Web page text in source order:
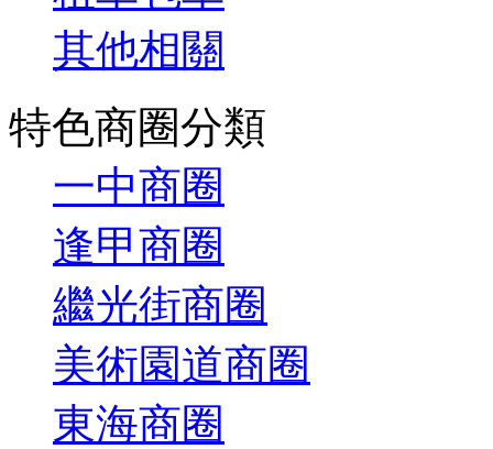
其他相關
特色商圈分類
一中商圈
逢甲商圈
繼光街商圈
美術園道商圈
東海商圈